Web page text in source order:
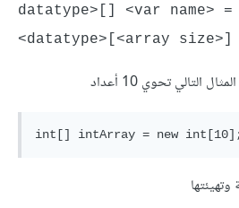
;<datatype>[] <var name> =
<datatype>[<array size>]
التالي تحوي 10 أعداد